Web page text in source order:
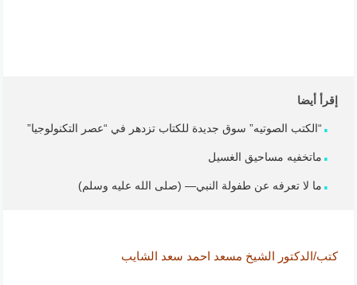
إقرأ أيضا
“الكتب الصوتيه” سوق جديدة للكتاب تزدهر في “عصر التكنولوجيا”
ماتخفيه مساحيق الغسيل
ما لا تعرفه عن طفولة النبي— (صلى الله عليه وسلم)
كتب/الدكتور الشيخ مسعد احمد سعد الشايب